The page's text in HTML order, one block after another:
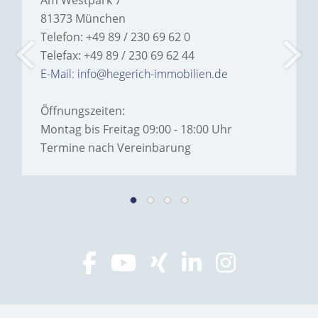
81373 München
Telefon: +49 89 / 230 69 62 0
Telefax: +49 89 / 230 69 62 44
E-Mail: info@hegerich-immobilien.de
Öffnungszeiten:
Montag bis Freitag 09:00 - 18:00 Uhr
Termine nach Vereinbarung